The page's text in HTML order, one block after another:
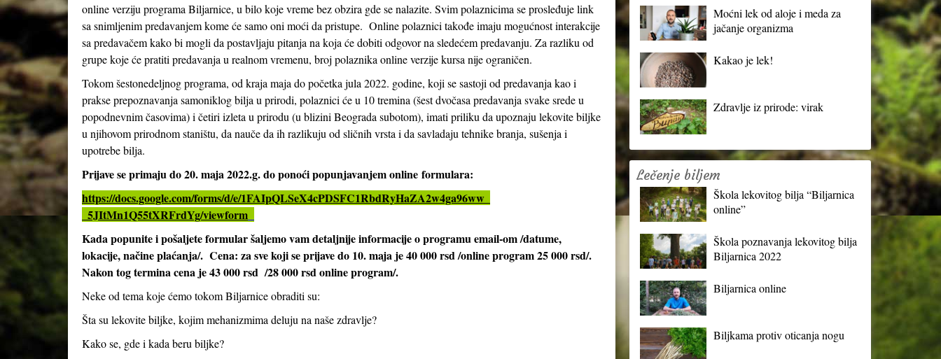
online verziju programa Biljarnice, u bilo koje vreme bez obzira gde se nalazite. Svim polaznicima se prosleđuje link
sa snimljenim predavanjem kome će samo oni moći da pristupe. Online polaznici takođe imaju mogućnost interakcije
sa predavačem kako bi mogli da postavljaju pitanja na koja će dobiti odgovor na sledećem predavanju. Za razliku od
grupe koje će pratiti predavanja u realnom vremenu, broj polaznika online verzije kursa nije ograničen.
Tokom šestonedeljnog programa, od kraja maja do početka jula 2022. godine, koji se sastoji od predavanja kao i
prakse prepoznavanja samoniklog bilja u prirodi, polaznici će u 10 tremina (šest dvočasa predavanja svake srede u
popodnevnim časovima) i četiri izleta u prirodu (u blizini Beograda subotom), imati priliku da upoznaju lekovite biljke
u njihovom prirodnom staništu, da nauče da ih razlikuju od sličnih vrsta i da savladaju tehnike branja, sušenja i
upotrebe bilja.
Prijave se primaju do 20. maja 2022.g. do ponoći popunjavanjem online formulara:
https://docs.google.com/forms/d/e/1FAIpQLSeX4cPDSFC1RbdRyHaZA2w4ga96ww_
_5JItMn1Q55tXRFrdYg/viewform
Kada popunite i pošaljete formular šaljemo vam detaljnije informacije o programu email-om /datume,
lokacije, načine plaćanja/. Cena: za sve koji se prijave do 10. maja je 40 000 rsd /online program 25 000 rsd/.
Nakon tog termina cena je 43 000 rsd /28 000 rsd online program/.
Neke od tema koje ćemo tokom Biljarnice obraditi su:
Šta su lekovite biljke, kojim mehanizmima deluju na naše zdravlje?
Kako se, gde i kada beru biljke?
Moćni lek od aloje i meda za
jačanje organizma
Kakao je lek!
Zdravlje iz prirode: virak
Lečenje biljem
Škola lekovitog bilja “Biljarnica
online”
Škola poznavanja lekovitog bilja
Biljarnica 2022
Biljarnica online
Biljkama protiv oticanja nogu